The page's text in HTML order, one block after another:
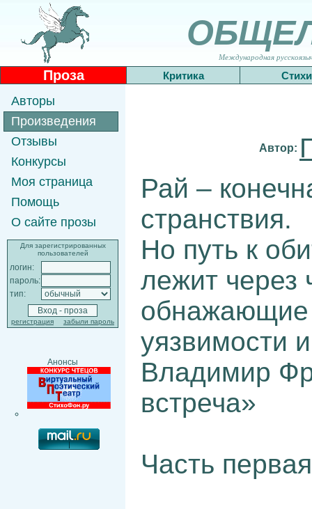
Международная
Проза Критика Стихи
Авторы
Произведения
Отзывы
Конкурсы
Моя страница
Помощь
О сайте прозы
Для зарегистрированных
пользователей
логин:
пароль:
тип:
регистрация забыли пароль
Анонсы
Автор:
Рай –
странствия.
Но путь к
лежит через
обнажающие
уязвимости
Владимир
встреча»
Часть